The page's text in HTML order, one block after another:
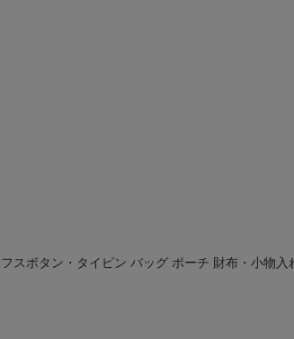
フスボタン・タイピン バッグ ポーチ 財布・小物入